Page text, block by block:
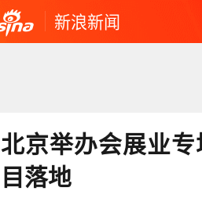
新浪新闻
北京举办会展业
目落地